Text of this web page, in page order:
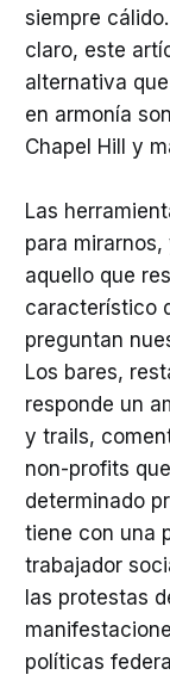
siempre
claro, este
alternativa
en armonía
Chapel Hill y
Las
para
aquello que
característico
preguntan
Los bares,
responde un
y trails,
non-profits
determinado
tiene con una
trabajador
las protestas
políticas